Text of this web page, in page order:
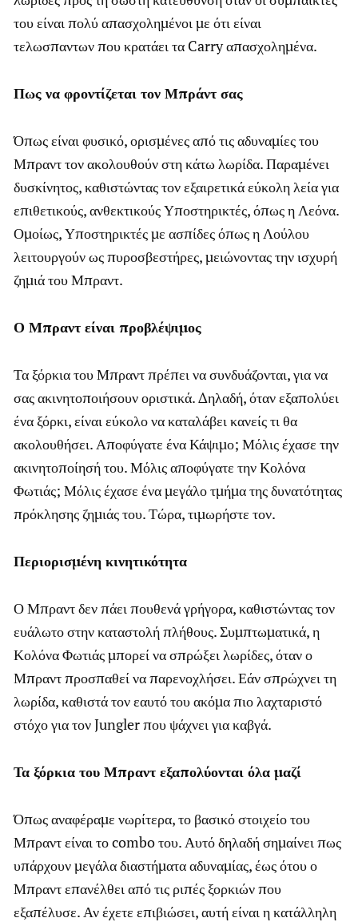
του είναι πολύ απασχολημένοι με ότι είναι
τελωσπαντων που κρατάει τα Carry απασχολημένα.
Πως να φροντίζεται τον Μπράντ σας
Όπως είναι φυσικό, ορισμένες από τις αδυναμίες του
Μπραντ τον ακολουθούν στη κάτω λωρίδα. Παραμένει
δυσκίνητος, καθιστώντας τον εξαιρετικά εύκολη λεία για
επιθετικούς, ανθεκτικούς Υποστηρικτές, όπως η Λεόνα.
Ομοίως, Υποστηρικτές με ασπίδες όπως η Λούλου
λειτουργούν ως πυροσβεστήρες, μειώνοντας την ισχυρή
ζημιά του Μπραντ.
Ο Μπραντ είναι προβλέψιμος
Τα ξόρκια του Μπραντ πρέπει να συνδυάζονται, για να
σας ακινητοποιήσουν οριστικά. Δηλαδή, όταν εξαπολύει
ένα ξόρκι, είναι εύκολο να καταλάβει κανείς τι θα
ακολουθήσει. Αποφύγατε ένα Κάψιμο; Μόλις έχασε την
ακινητοποίησή του. Μόλις αποφύγατε την Κολόνα
Φωτιάς; Μόλις έχασε ένα μεγάλο τμήμα της δυνατότητας
πρόκλησης ζημιάς του. Τώρα, τιμωρήστε τον.
Περιορισμένη κινητικότητα
Ο Μπραντ δεν πάει πουθενά γρήγορα, καθιστώντας τον
ευάλωτο στην καταστολή πλήθους. Συμπτωματικά, η
Κολόνα Φωτιάς μπορεί να σπρώξει λωρίδες, όταν ο
Μπραντ προσπαθεί να παρενοχλήσει. Εάν σπρώχνει τη
λωρίδα, καθιστά τον εαυτό του ακόμα πιο λαχταριστό
στόχο για τον Jungler που ψάχνει για καβγά.
Τα ξόρκια του Μπραντ εξαπολύονται όλα μαζί
Όπως αναφέραμε νωρίτερα, το βασικό στοιχείο του
Μπραντ είναι το combo του. Αυτό δηλαδή σημαίνει πως
υπάρχουν μεγάλα διαστήματα αδυναμίας, έως ότου ο
Μπραντ επανέλθει από τις ριπές ξορκιών που
εξαπέλυσε. Αν έχετε επιβιώσει, αυτή είναι η κατάλληλη